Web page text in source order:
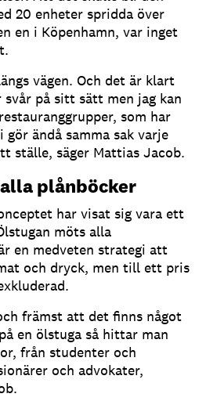
20 enheter spridda över
en i Köpenhamn, var inget
vägen. Och det är klart
på sitt sätt men jag kan
som har
ändå samma sak varje
ställe, säger Mattias Jacob.
plånböcker
har visat sig vara ett
möts alla
en medveten strategi att
och dryck, men till ett pris
främst att det finns något
en ölstuga så hittar man
från studenter och
och advokater,